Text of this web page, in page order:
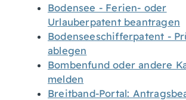
Bodensee - Ferien- oder
Urlauberpatent beantragen
Bodenseeschifferpatent -
ablegen
Bombenfund oder andere
melden
Breitband-Portal: